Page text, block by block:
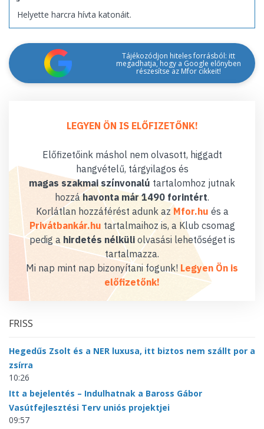
Helyette harcra hívta katonáit.
Tájékozódjon hiteles forrásból: itt
megadhatja, hogy a Google előnyben
részesítse az Mfor cikkeit!
LEGYEN ÖN IS ELŐFIZETŐNK!
Előfizetőink máshol nem olvasott, higgadt
hangvételű, tárgyilagos és
magas szakmai színvonalú tartalomhoz jutnak
hozzáhavonta már 1490 forintért.
Korlátlan hozzáférést adunk az Mfor.hu és a
Privátbankár.hu tartalmaihoz is, a Klub csomag
pedig a hirdetés nélküliolvasási lehetőséget is
tartalmazza.
Mi nap mint nap bizonyítani fogunk! Legyen Ön is
előfizetőnk!
FRISS
Hegedűs Zsolt és a NER luxusa, itt biztos nem szállt por a
zsírra
10:26
Itt a bejelentés – Indulhatnak a Baross Gábor
Vasútfejlesztési Terv uniós projektjei
09:57